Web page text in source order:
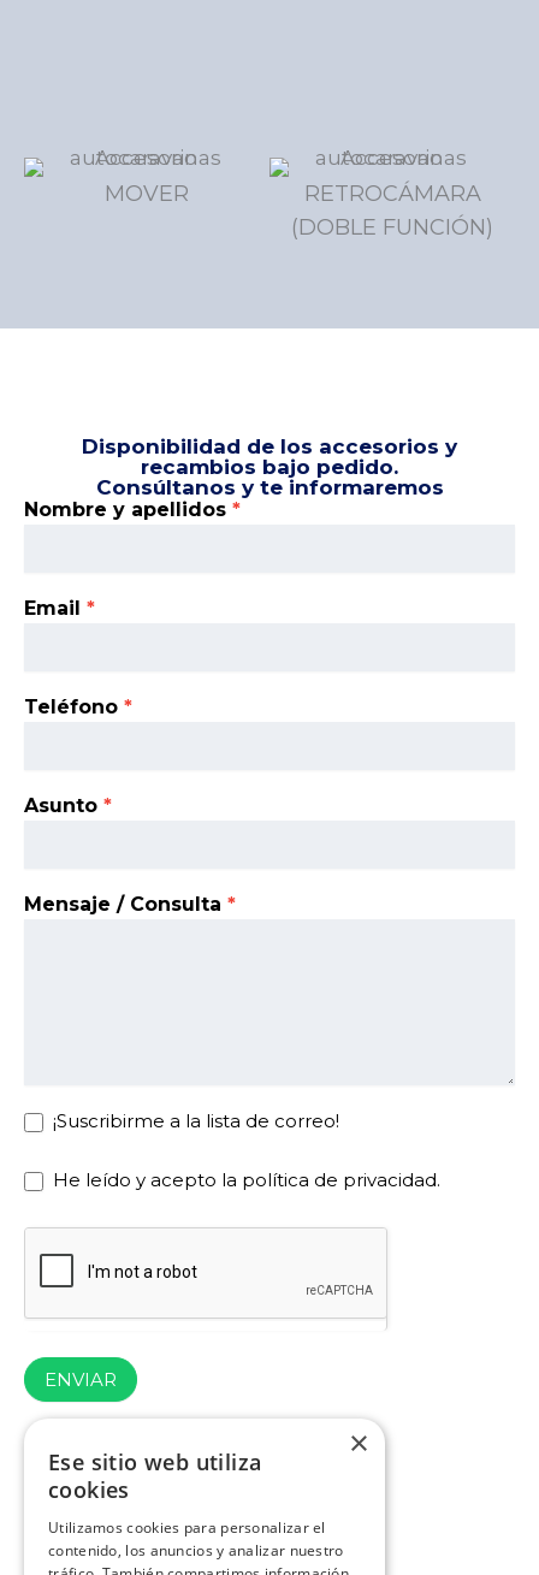
MOVER
RETROCÁMARA
(DOBLE FUNCIÓN)
Disponibilidad de los accesorios y
recambios bajo pedido.
Consúltanos y te informaremos
Contacto
Nombre y apellidos *
Email *
Teléfono *
Asunto *
Mensaje / Consulta *
¡Suscribirme a la lista de correo!
He leído y acepto la política de privacidad.
ENVIAR
×
Ese sitio web utiliza
cookies
Utilizamos cookies para personalizar el
contenido, los anuncios y analizar nuestro